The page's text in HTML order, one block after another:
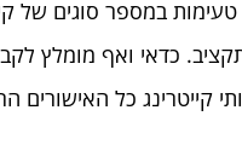
במספר סוגים של
כדאי ואף מומלץ
קייטרינג כל האישורים